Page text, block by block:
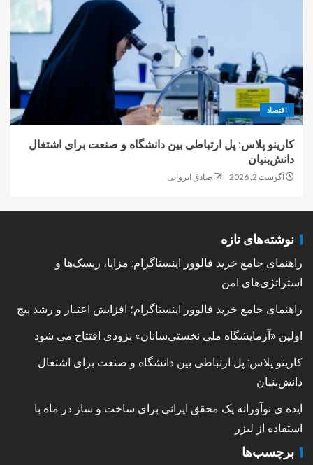
اقتصاد
کارینو پلاس: پل ارتباطی بین دانشگاه و صنعت برای اشتغال
دانش‌بنیان
آگوست 2, 2026 صادق ایروانی
نوشته‌های تازه
راهنمای جامع خرید فالوور اینستاگرام: مزایا، ریسک‌ها و
استراتژی‌های امن
راهنمای جامع خرید فالوور اینستاگرام؛ افزایش اعتبار و رشد پیج
اولین «آزمایشگاه ملی نخستی‌سانان» بزودی افتتاح می شود
کارینو پلاس: پل ارتباطی بین دانشگاه و صنعت برای اشتغال
دانش‌بنیان
ایده ی نوآورانه یک محقق ایرانی برای ساخت و ساز در ماه با
استفاده از لیزر
برچسب‌ها